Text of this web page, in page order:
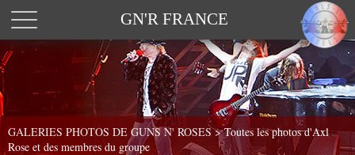
GN'R FRANCE
GALERIES PHOTOS DE GUNS N' ROSES >Toutes les photos d'Axl
Rose et des membres du groupe